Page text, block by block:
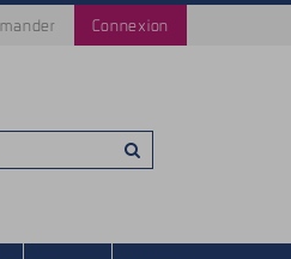
Connexion